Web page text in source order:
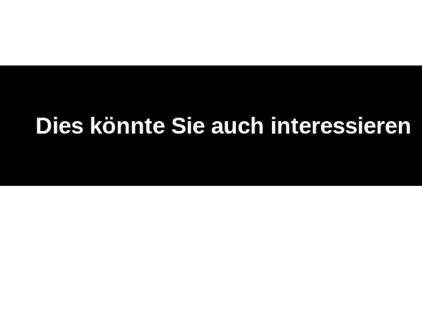
Dies könnte Sie auch interessieren